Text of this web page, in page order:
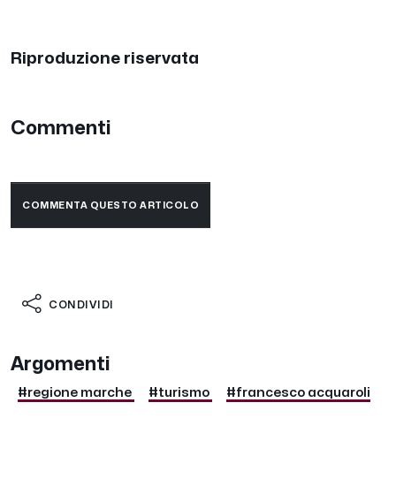
Riproduzione riservata
Commenti
COMMENTA QUESTO ARTICOLO
CONDIVIDI
Argomenti
#regione marche #turismo #francesco acquaroli